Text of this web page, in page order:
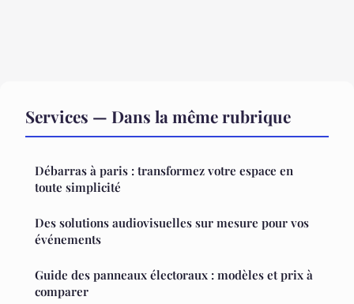
Services — Dans la même rubrique
Débarras à paris : transformez votre espace en
toute simplicité
Des solutions audiovisuelles sur mesure pour vos
événements
Guide des panneaux électoraux : modèles et prix à
comparer